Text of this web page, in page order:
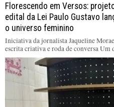
Florescendo em Versos:
edital da Lei Paulo Gustavo
o universo feminino
Iniciativa da jornalista Jaqueline
escrita criativa e roda de conversa